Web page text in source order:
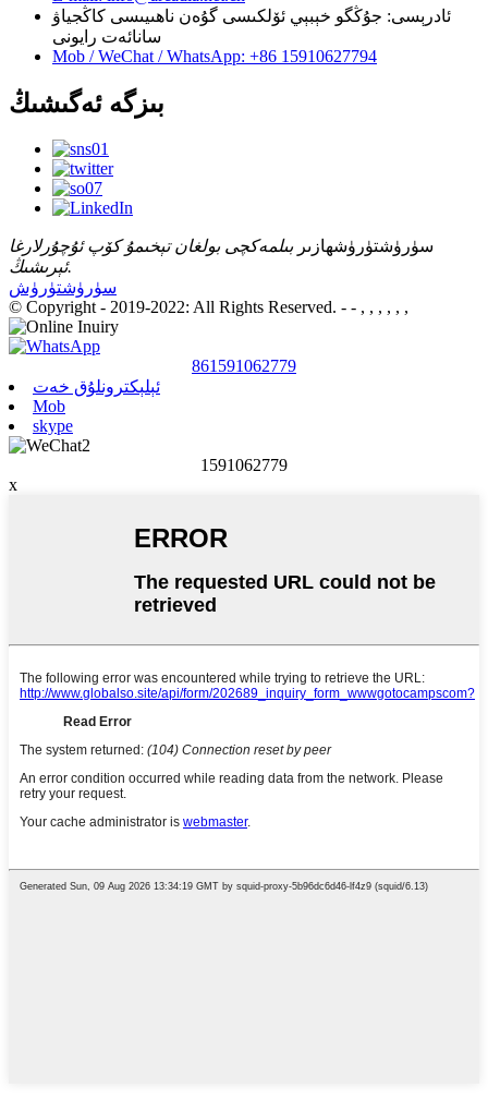
ئادرېسى: جۇڭگو خېبېي ئۆلكىسى گۇەن ناھىيىسى كاڭجياۋ
سانائەت رايونى
Mob / WeChat / WhatsApp: +86 15910627794
بىزگە ئەگىشىڭ
سۈرۈشتۈرۈشھازىر بىلمەكچى بولغان تېخىمۇ كۆپ ئۇچۇرلارغا
ئېرىشىڭ.
سۈرۈشتۈرۈش
© Copyright - 2019-2022: All Rights Reserved. - - , , , , , ,
861591062779
ئېلېكترونلۇق خەت
Mob
skype
1591062779
x